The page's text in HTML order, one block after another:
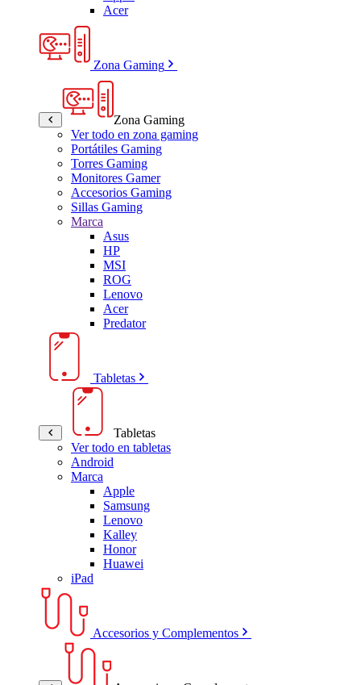
Acer
Zona Gaming
Zona Gaming
Ver todo en zona gaming
Portátiles Gaming
Torres Gaming
Monitores Gamer
Accesorios Gaming
Sillas Gaming
Marca
Asus
HP
MSI
ROG
Lenovo
Acer
Predator
Tabletas
Tabletas
Ver todo en tabletas
Android
Marca
Apple
Samsung
Lenovo
Kalley
Honor
Huawei
iPad
Accesorios y Complementos